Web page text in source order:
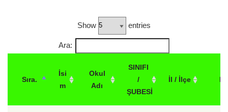
Show entries
Ara:
Sıra.
İsi
m
Okul
Adı
SINIFI
/
ŞUBESİ
İl / İlçe